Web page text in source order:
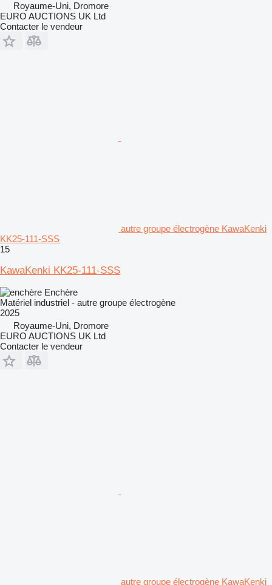
Royaume-Uni, Dromore
EURO AUCTIONS UK Ltd
Contacter le vendeur
autre groupe électrogène KawaKenki
KK25-111-SSS
15
KawaKenki KK25-111-SSS
Enchère
Matériel industriel - autre groupe électrogène
2025
Royaume-Uni, Dromore
EURO AUCTIONS UK Ltd
Contacter le vendeur
autre groupe électrogène KawaKenki